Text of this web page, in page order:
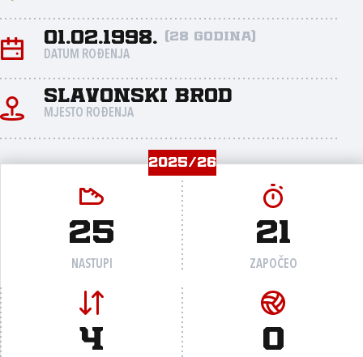
01.02.1998. (28 godina)
DATUM ROĐENJA
Slavonski Brod
MJESTO ROĐENJA
2025/26
25
NASTUPI
21
ZAPOČEO
4 0